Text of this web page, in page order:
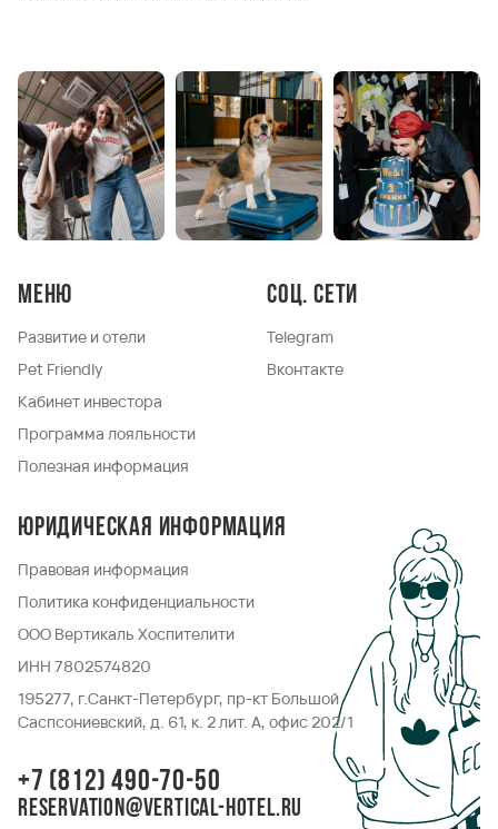
Меню
Развитие и отели
Pet Friendly
Кабинет инвестора
Программа лояльности
Полезная информация
Соц. сети
Telegram
Вконтакте
Юридическая информация
Правовая информация
Политика конфиденциальности
ООО Вертикаль Хоспителити
ИНН 7802574820
195277, г.Санкт-Петербург, пр-кт Большой
Саспсониевский, д. 61, к. 2 лит. А, офис 202/1
+7 (812) 490-70-50
reservation@vertical-hotel.ru